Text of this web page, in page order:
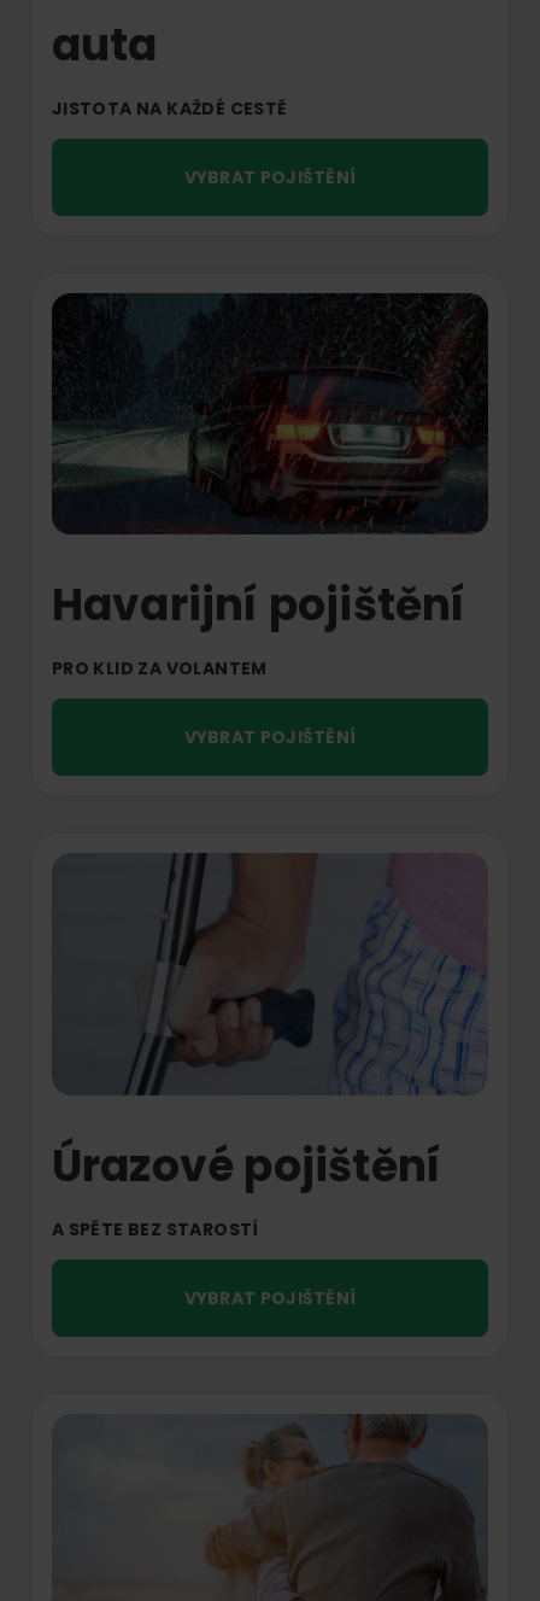
auta
JISTOTA NA KAŽDÉ CESTĚ
VYBRAT POJIŠTĚNÍ
Havarijní pojištění
PRO KLID ZA VOLANTEM
VYBRAT POJIŠTĚNÍ
Úrazové pojištění
A SPĚTE BEZ STAROSTÍ
VYBRAT POJIŠTĚNÍ